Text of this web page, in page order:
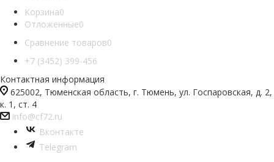
Корзина0
Отложенные0
Сравнение товаров0
+7 (3452) 399-456
Контактная информация
625002, Тюменская область, г. Тюмень, ул. Госпаровская, д. 2,
к. 1, ст. 4
info@cf72.ru
Вконтакте
Telegram